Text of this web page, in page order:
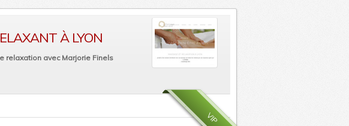
À LYON
relaxation avec Marjorie Finels
VIP